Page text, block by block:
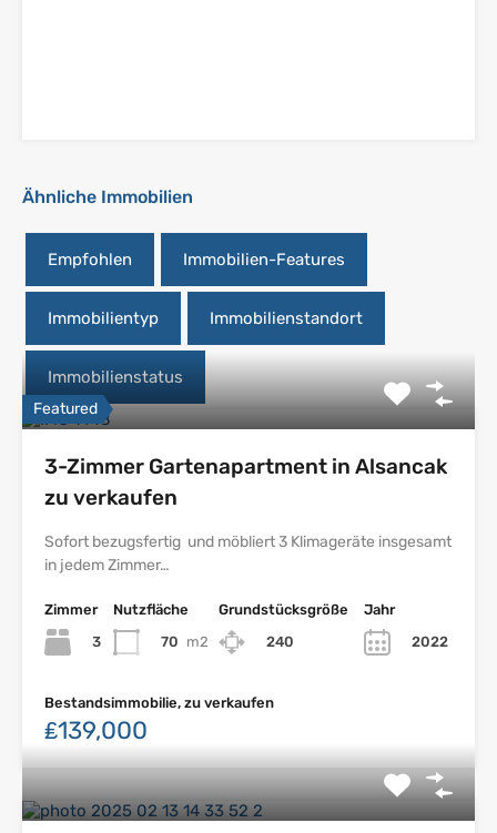
Ähnliche Immobilien
Empfohlen Immobilien-Features
Immobilientyp Immobilienstandort
Immobilienstatus
Featured
3-Zimmer Gartenapartment in Alsancak
zu verkaufen
Sofort bezugsfertig und möbliert 3 Klimageräte insgesamt
in jedem Zimmer…
Zimmer
3
Nutzfläche
70 m2
Grundstücksgröße
240
Jahr
2022
Bestandsimmobilie, zu verkaufen
₤139,000